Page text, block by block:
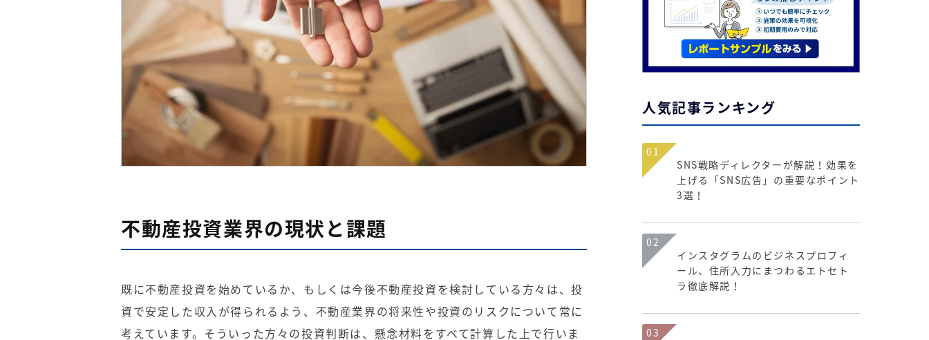
不動産投資業界の現状と課題
既に不動産投資を始めているか、もしくは今後不動産投資を検討している方々は、投
資で安定した収入が得られるよう、不動産業界の将来性や投資のリスクについて常に
考えています。そういった方々の投資判断は、懸念材料をすべて計算した上で行いま
人気記事ランキング
01
SNS戦略ディレクターが解説！効果を
上げる「SNS広告」の重要なポイント
3選！
02
インスタグラムのビジネスプロフィ
ール、住所入力にまつわるエトセト
ラ徹底解説！
03